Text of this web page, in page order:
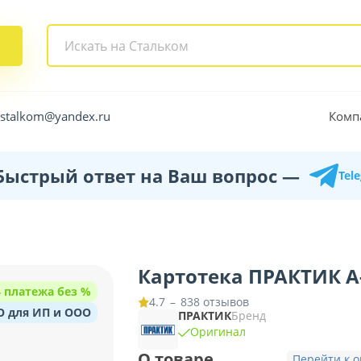
ответ на Ваш вопрос —
платежа без %
для ИП и ООО
Картотека ПРАКТИК
4.7 – 838 отзывов
ПРАКТИКБренд
Оригинал